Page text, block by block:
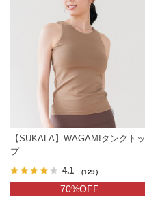
【SUKALA】WAGAMIタンクトッ
プ
4.1 （129）
70%OFF